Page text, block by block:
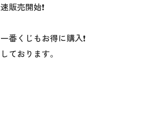
販売開始❗
番くじもお得に購入❗
ております。